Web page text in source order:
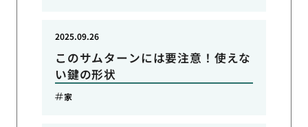
このサムターンには要注意！使えな
い鍵の形状
2025.09.26
家